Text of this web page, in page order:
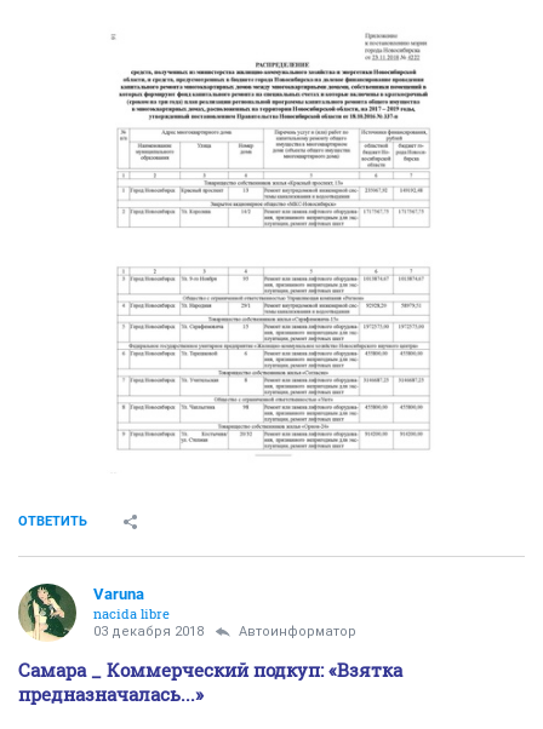
ОТВЕТИТЬ
Varuna
nacida libre
03 декабря 2018 Автоинформатор
Самара _ Коммерческий подкуп: «Взятка
предназначалась...»